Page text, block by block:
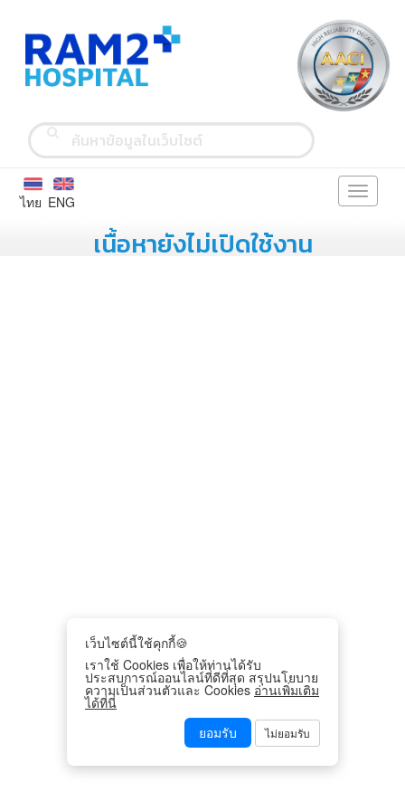
เว็บไซต์นี้ใช้คุกกี้🍪
เราใช้ Cookies เพื่อให้ท่านได้รับ
ประสบการณ์ออนไลน์ที่ดีที่สุด สรุปนโยบาย
ความเป็นส่วนตัวและ Cookies อ่านเพิ่มเติม
ได้ที่นี่
ยอมรับ
ไม่ยอมรับ
ENG
ไทย
Toggle
เนื้อหายังไม่เปิดใช้งาน